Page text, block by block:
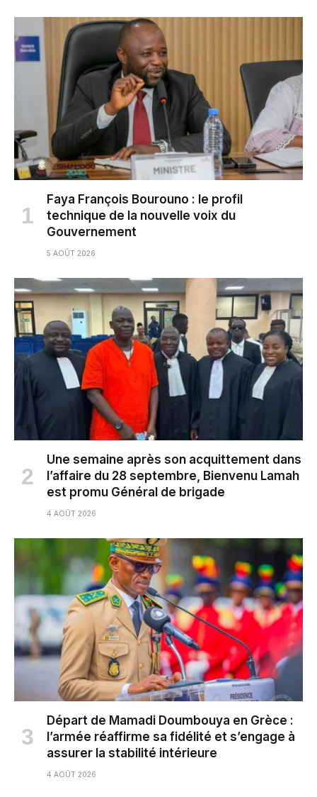
Faya François Bourouno : le profil
technique de la nouvelle voix du
Gouvernement
5 AOÛT 2026
Une semaine après son acquittement dans
l’affaire du 28 septembre, Bienvenu Lamah
est promu Général de brigade
4 AOÛT 2026
Départ de Mamadi Doumbouya en Grèce :
l’armée réaffirme sa fidélité et s’engage à
assurer la stabilité intérieure
4 AOÛT 2026